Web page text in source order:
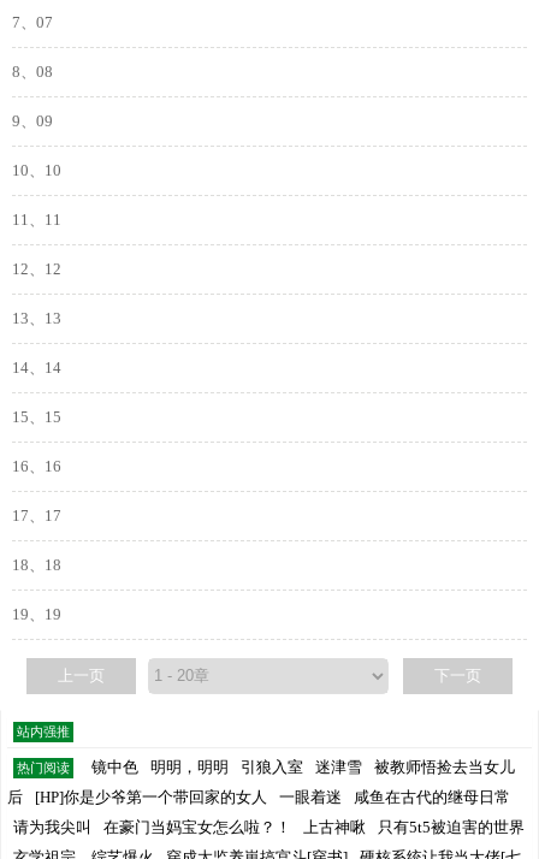
7、07
8、08
9、09
10、10
11、11
12、12
13、13
14、14
15、15
16、16
17、17
18、18
19、19
上一页 下一页
站内强推
热门阅读 镜中色 明明，明明 引狼入室 迷津雪
被教师悟捡去当女儿
后
[HP]你是少爷第一个带回家的女人 一眼着迷
咸鱼在古代的继母日常
请为我尖叫
在豪门当妈宝女怎么啦？！ 上古神啾
只有5t5被迫害的世界